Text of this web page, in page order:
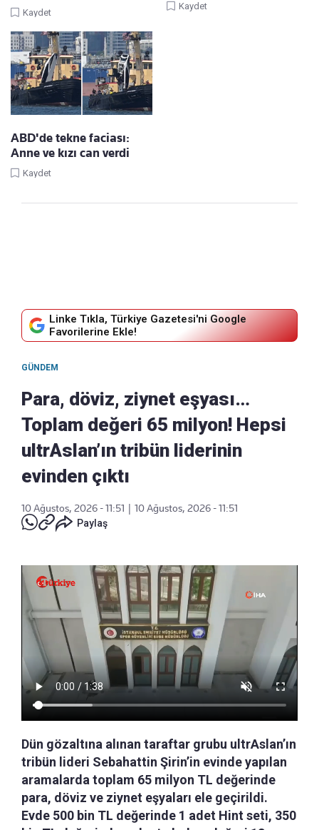
Kaydet
Kaydet
ABD'de tekne faciası:
Anne ve kızı can verdi
Kaydet
Linke Tıkla, Türkiye Gazetesi'ni Google
Favorilerine Ekle!
GÜNDEM
Para, döviz, ziynet eşyası…
Toplam değeri 65 milyon! Hepsi
ultrAslan’ın tribün liderinin
evinden çıktı
10 Ağustos, 2026 - 11:51
10 Ağustos, 2026 - 11:51
Paylaş
Dün gözaltına alınan taraftar grubu ultrAslan’ın
tribün lideri Sebahattin Şirin’in evinde yapılan
aramalarda toplam 65 milyon TL değerinde
para, döviz ve ziynet eşyaları ele geçirildi.
Evde 500 bin TL değerinde 1 adet Hint seti, 350